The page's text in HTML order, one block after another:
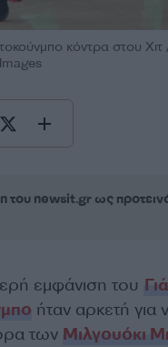
κόντρα στου
του newsit.gr ως
εμφάνιση του
ήταν αρκετή για
των Μιλγουόκι